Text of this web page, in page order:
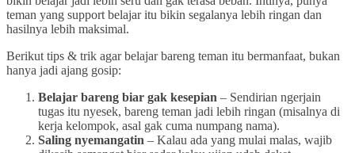
teman yang support belajar itu bikin segalanya lebih ringan dan
hasilnya lebih maksimal.
Berikut tips & trik agar belajar bareng teman itu bermanfaat, bukan
hanya jadi ajang gosip:
Belajar bareng biar gak kesepian – Sendirian ngerjain
tugas itu nyesek, bareng teman jadi lebih ringan (misalnya di
kerja kelompok, asal gak cuma numpang nama).
Saling nyemangatin – Kalau ada yang mulai malas, wajib